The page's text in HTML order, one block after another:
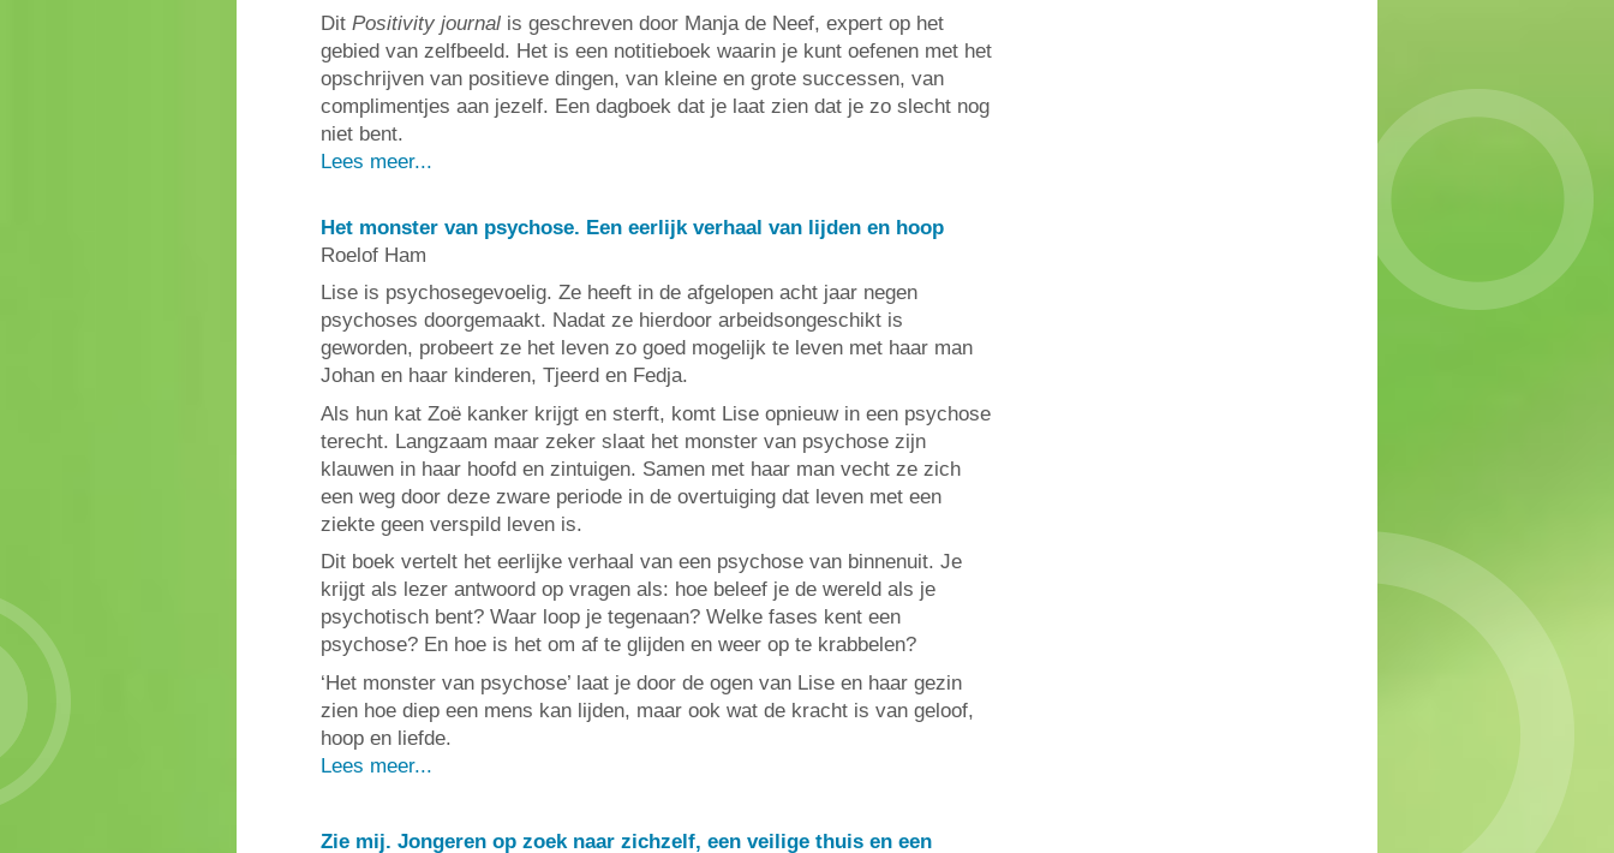
Dit Positivity journal is geschreven door Manja de Neef, expert op het
gebied van zelfbeeld. Het is een notitieboek waarin je kunt oefenen met het
opschrijven van positieve dingen, van kleine en grote successen, van
complimentjes aan jezelf. Een dagboek dat je laat zien dat je zo slecht nog
niet bent.
Lees meer...
Het monster van psychose. Een eerlijk verhaal van lijden en hoop
Roelof Ham
Lise is psychosegevoelig. Ze heeft in de afgelopen acht jaar negen
psychoses doorgemaakt. Nadat ze hierdoor arbeidsongeschikt is
geworden, probeert ze het leven zo goed mogelijk te leven met haar man
Johan en haar kinderen, Tjeerd en Fedja.
Als hun kat Zoë kanker krijgt en sterft, komt Lise opnieuw in een psychose
terecht. Langzaam maar zeker slaat het monster van psychose zijn
klauwen in haar hoofd en zintuigen. Samen met haar man vecht ze zich
een weg door deze zware periode in de overtuiging dat leven met een
ziekte geen verspild leven is.
Dit boek vertelt het eerlijke verhaal van een psychose van binnenuit. Je
krijgt als lezer antwoord op vragen als: hoe beleef je de wereld als je
psychotisch bent? Waar loop je tegenaan? Welke fases kent een
psychose? En hoe is het om af te glijden en weer op te krabbelen?
‘Het monster van psychose’ laat je door de ogen van Lise en haar gezin
zien hoe diep een mens kan lijden, maar ook wat de kracht is van geloof,
hoop en liefde.
Lees meer...
Zie mij. Jongeren op zoek naar zichzelf, een veilige thuis en een